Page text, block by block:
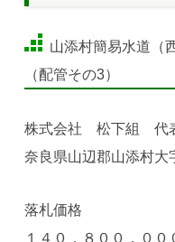
山添村簡易水道（
（配管その3）
株式会社 松下組 代
奈良県山辺郡山添村大
落札価格
１４０，８００，００